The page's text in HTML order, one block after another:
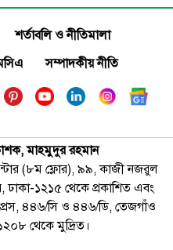
শর্তাবলি ও নীতিমালা
সম্পাদকীয় নীতি
মাহমুদুর রহমান
(৮ম ফ্লোর), ৯৯, কাজী নজরুল
ঢাকা-১২১৫ থেকে প্রকাশিত এবং
৪৪৬/সি ও ৪৪৬/ডি, তেজগাঁও
থেকে মুদ্রিত।